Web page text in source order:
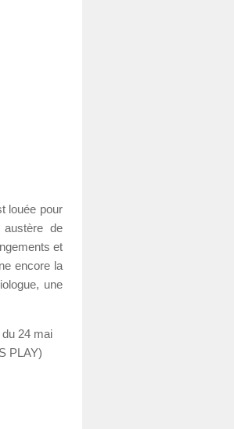
louée pour
de
et
encore la
une
24 mai
PLAY)